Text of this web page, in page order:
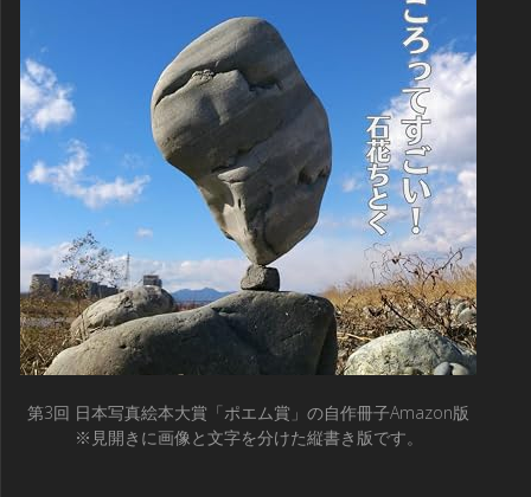
第3回 日本写真絵本大賞「ポエム賞」の自作冊子Amazon版
※見開きに画像と文字を分けた縦書き版です。